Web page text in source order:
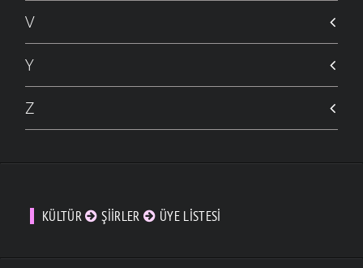
V
Y
Z
KÜLTÜR ŞIIRLER ÜYE LISTESI